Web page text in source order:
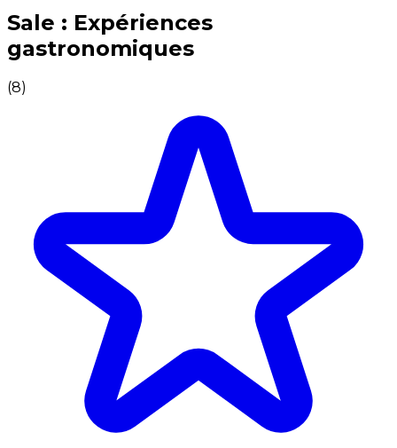
Expériences culinaires inoubliables : Expériences
Sale : Expériences
gastronomiques
(8)